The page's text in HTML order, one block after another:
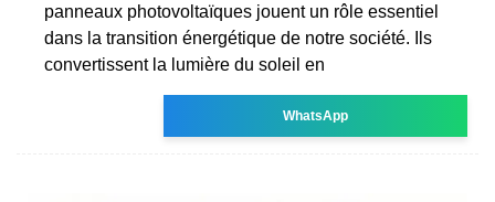
panneaux photovoltaïques jouent un rôle essentiel
dans la transition énergétique de notre société. Ils
convertissent la lumière du soleil en
WhatsApp